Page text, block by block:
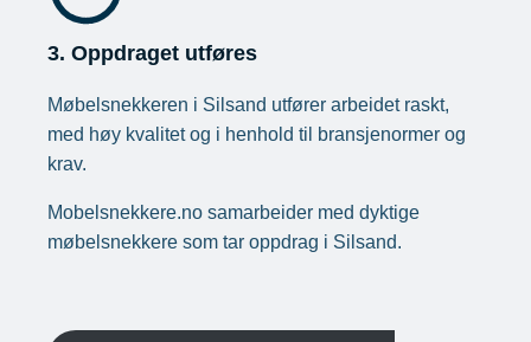
3. Oppdraget utføres
Møbelsnekkeren i Silsand utfører arbeidet raskt,
med høy kvalitet og i henhold til bransje­normer og
krav.
Mobelsnekkere.no samarbeider med dyktige
møbelsnekkere som tar oppdrag i Silsand.